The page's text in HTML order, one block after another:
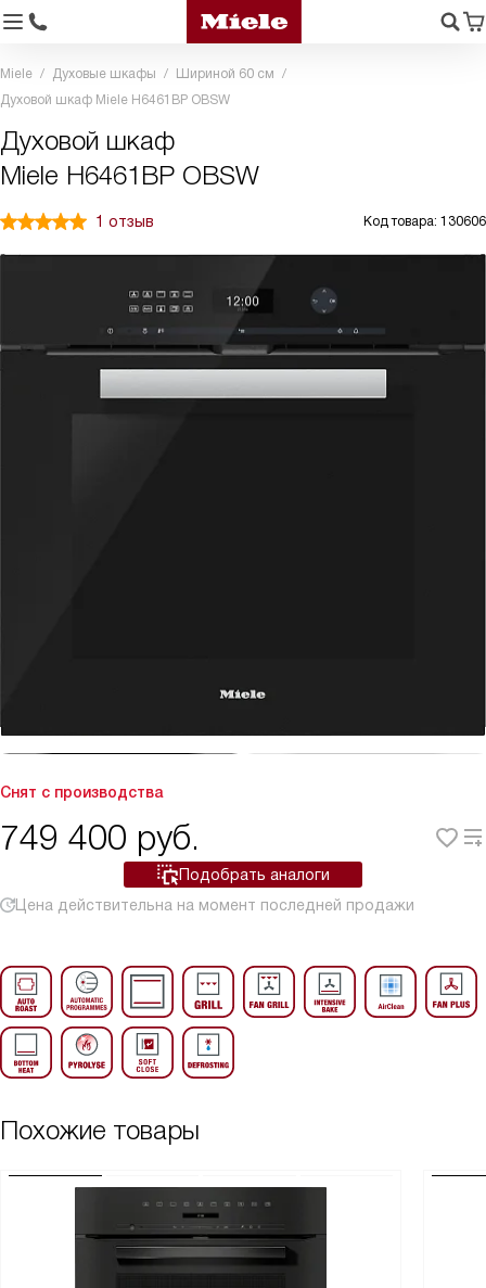
Miele Духовые шкафы
Шириной 60 см
Духовой шкаф Miele H6461BP OBSW
Духовой шкаф
Miele H6461BP OBSW
1 отзыв Код товара: 130606
Снят с производства
749 400 руб.
Подобрать аналоги
Цена действительна на момент последней продажи
Похожие товары